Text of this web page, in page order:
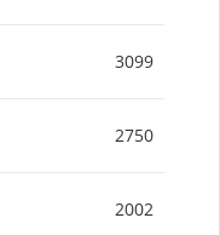
3099
2750
2002